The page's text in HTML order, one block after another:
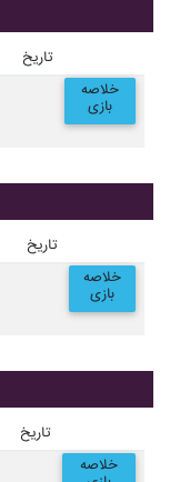
تاریخ
خلاصه
بازی
تاریخ
خلاصه
بازی
تاریخ
خلاصه